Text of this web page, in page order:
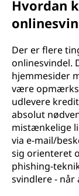
Hvordan
Der er flere
onlinesvindel.
hjemmesider
være
udlevere
absolut
mistænkelige
via e-mail/
sig orienteret
phishing-
svindlere - når